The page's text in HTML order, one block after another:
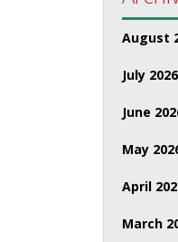
August
July 2026
June
May
April
March